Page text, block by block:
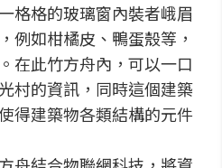
格格的玻璃窗內裝者峨眉
例如柑橘皮、鴨蛋殼等，
在此竹方舟內，可以一口
村的資訊，同時這個建築
得建築物各類結構的元件